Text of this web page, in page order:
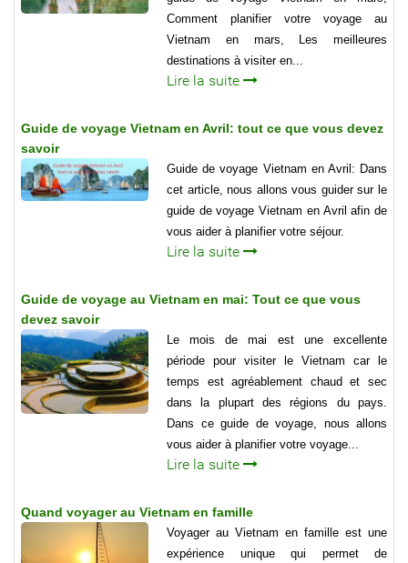
Comment planifier votre voyage au
Vietnam en mars, Les meilleures
destinations à visiter en...
Lire la suite
Guide de voyage Vietnam en Avril: tout ce que vous devez
savoir
Guide de voyage Vietnam en Avril: Dans
cet article, nous allons vous guider sur le
guide de voyage Vietnam en Avril afin de
vous aider à planifier votre séjour.
Lire la suite
Guide de voyage au Vietnam en mai: Tout ce que vous
devez savoir
Le mois de mai est une excellente
période pour visiter le Vietnam car le
temps est agréablement chaud et sec
dans la plupart des régions du pays.
Dans ce guide de voyage, nous allons
vous aider à planifier votre voyage...
Lire la suite
Quand voyager au Vietnam en famille
Voyager au Vietnam en famille est une
expérience unique qui permet de